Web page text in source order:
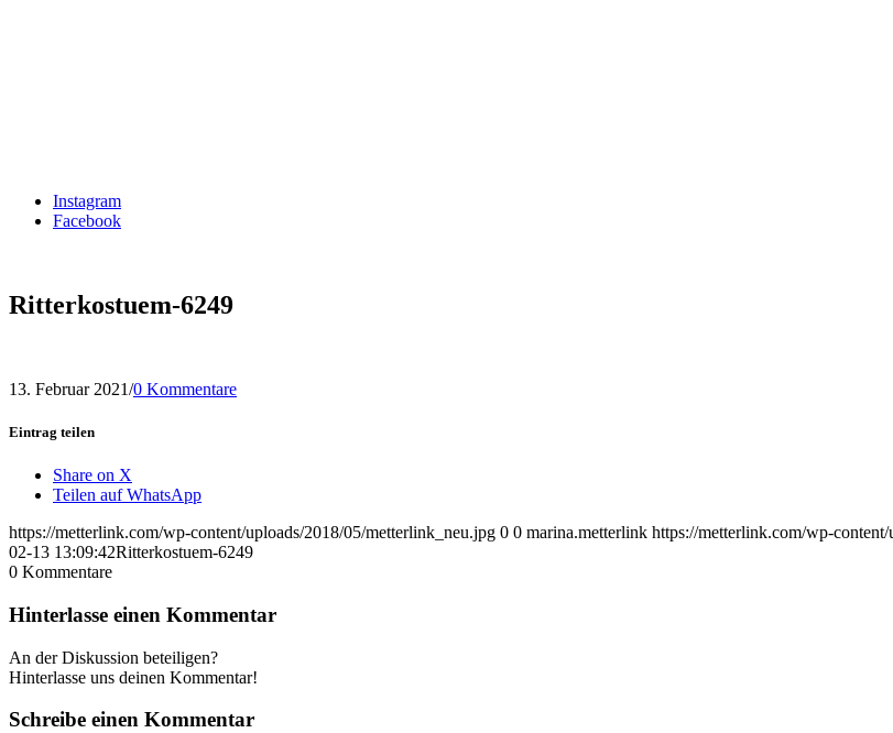
Instagram
Facebook
Ritterkostuem-6249
13. Februar 2021/0 Kommentare
Eintrag teilen
Share on X
Teilen auf WhatsApp
https://metterlink.com/wp-content/uploads/2018/05/metterlink_neu.jpg 0 0 marina.metterlink https://metterlink.com/wp-
02-13 13:09:42Ritterkostuem-6249
0 Kommentare
Hinterlasse einen Kommentar
An der Diskussion beteiligen?
Hinterlasse uns deinen Kommentar!
Schreibe einen Kommentar